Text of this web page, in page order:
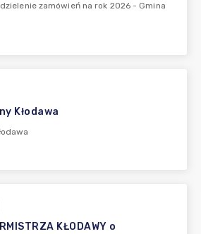
zamówień na rok 2026 - Gmina
Kłodawa
KŁODAWY o